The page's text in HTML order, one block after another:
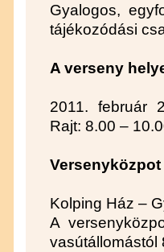
Gyalogos,
tájékozódási
A verseny
2011. február
Rajt: 8.00 –
Versenyközpot
Kolping Ház –
A
vasútállomástól